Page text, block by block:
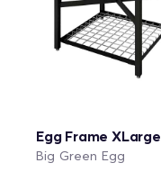
Egg Frame XLarge
Big Green Egg